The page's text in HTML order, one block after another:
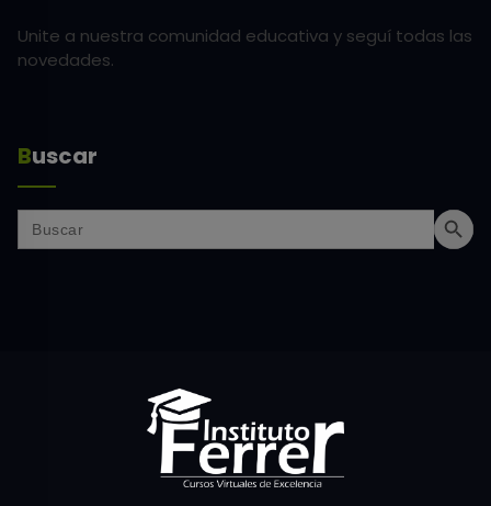
Unite a nuestra comunidad educativa y seguí todas las
novedades.
Buscar
Search
for:
Search